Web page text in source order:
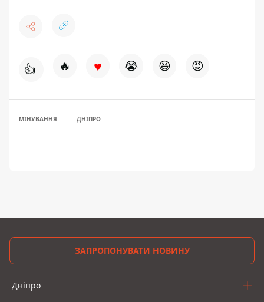
👍 🔥 ♥ 😭 😆 😡
МІНУВАННЯ ДНІПРО
ЗАПРОПОНУВАТИ НОВИНУ
Дніпро